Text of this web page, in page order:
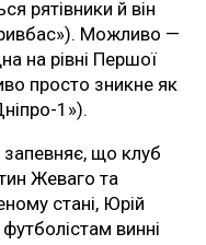
рятівники й він
Можливо —
на рівні Першої
просто зникне як
1»).
що клуб
Жеваго та
стані, Юрій
винні